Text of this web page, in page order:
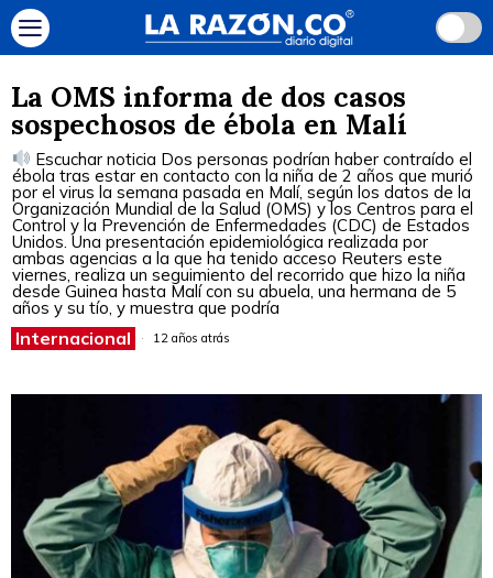
La OMS informa de dos casos
sospechosos de ébola en Malí
Escuchar noticia Dos personas podrían haber contraído el
ébola tras estar en contacto con la niña de 2 años que murió
por el virus la semana pasada en Malí, según los datos de la
Organización Mundial de la Salud (OMS) y los Centros para el
Control y la Prevención de Enfermedades (CDC) de Estados
Unidos. Una presentación epidemiológica realizada por
ambas agencias a la que ha tenido acceso Reuters este
viernes, realiza un seguimiento del recorrido que hizo la niña
desde Guinea hasta Malí con su abuela, una hermana de 5
años y su tío, y muestra que podría
Internacional 12 años atrás